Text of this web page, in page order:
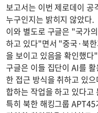
보고서는 이번 제로데이
누구인지는 밝히지 않았다.
이와 별도로 구글은 "국가
하고 있다"면서 "중국·북
을 보이고 있음을 확인했다
구글은 이들 집단이 AI를
한 접근 방식을 취하고 있
합하는 작업을 하고 있다고
특히 북한 해킹그룹